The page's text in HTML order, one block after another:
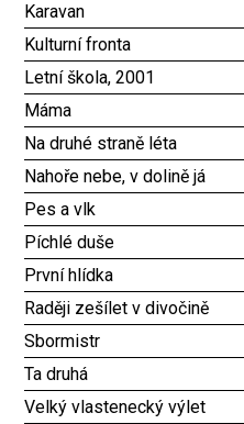
Karavan
Kulturní fronta
Letní škola, 2001
Máma
Na druhé straně léta
Nahoře nebe, v dolině já
Pes a vlk
Píchlé duše
První hlídka
Raději zešílet v divočině
Sbormistr
Ta druhá
Velký vlastenecký výlet